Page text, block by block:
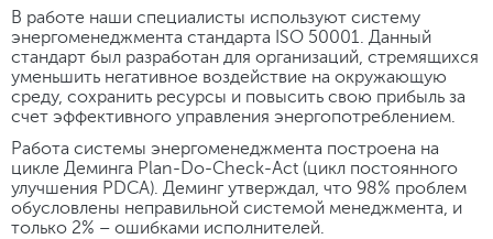
В работе наши специалисты используют систему
энергоменеджмента стандарта ISO 50001. Данный
стандарт был разработан для организаций, стремящихся
уменьшить негативное воздействие на окружающую
среду, сохранить ресурсы и повысить свою прибыль за
счет эффективного управления энергопотреблением.
Работа системы энергоменеджмента построена на
цикле Деминга Plan-Do-Check-Act (цикл постоянного
улучшения PDCA). Деминг утверждал, что 98% проблем
обусловлены неправильной системой менеджмента, и
только 2% – ошибками исполнителей.